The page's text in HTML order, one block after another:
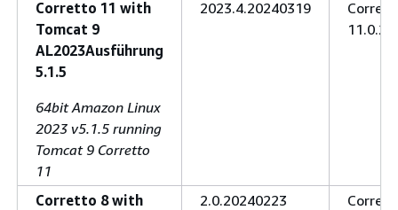
Corretto 11 with
Tomcat 9
AL2023Ausführung
5.1.5
64bit Amazon Linux
2023 v5.1.5 running
Tomcat 9 Corretto
11
2023.4.20240319
Corretto 8 with 2.0.20240223